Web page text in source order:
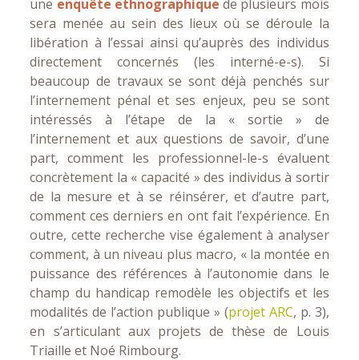
une enquête ethnographique de plusieurs mois
sera menée au sein des lieux où se déroule la
libération à l’essai ainsi qu’auprès des individus
directement concernés (les interné-e-s). Si
beaucoup de travaux se sont déjà penchés sur
l’internement pénal et ses enjeux, peu se sont
intéressés à l’étape de la « sortie » de
l’internement et aux questions de savoir, d’une
part, comment les professionnel-le-s évaluent
concrètement la « capacité » des individus à sortir
de la mesure et à se réinsérer, et d’autre part,
comment ces derniers en ont fait l’expérience. En
outre, cette recherche vise également à analyser
comment, à un niveau plus macro, « la montée en
puissance des références à l’autonomie dans le
champ du handicap remodèle les objectifs et les
modalités de l’action publique » (projet ARC, p. 3),
en s’articulant aux projets de thèse de Louis
Triaille et Noé Rimbourg.